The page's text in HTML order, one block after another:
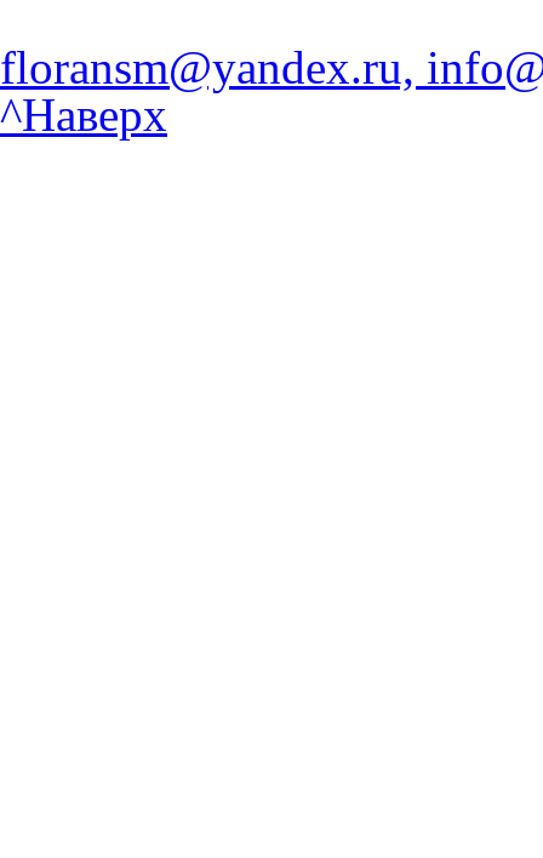
floransm@yandex.ru,
^Наверх